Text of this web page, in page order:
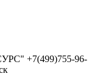
+7(499)755-96-